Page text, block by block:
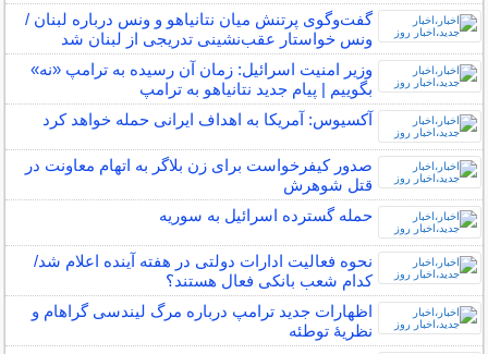
گفت‌وگوی پرتنش میان نتانیاهو و ونس درباره لبنان /
ونس خواستار عقب‌نشینی تدریجی از لبنان شد
وزیر امنیت اسرائیل: زمان آن رسیده به ترامپ «نه»
بگوییم | پیام جدید نتانیاهو به ترامپ
آکسیوس: آمریکا به اهداف ایرانی حمله خواهد کرد
صدور کیفرخواست برای زن بلاگر به اتهام معاونت در
قتل شوهرش
حمله گسترده اسرائیل به سوریه
نحوه فعالیت ادارات دولتی در هفته آینده اعلام شد/
کدام شعب بانکی فعال هستند؟
اظهارات جدید ترامپ درباره مرگ لیندسی گراهام و
نظریهٔ توطئه